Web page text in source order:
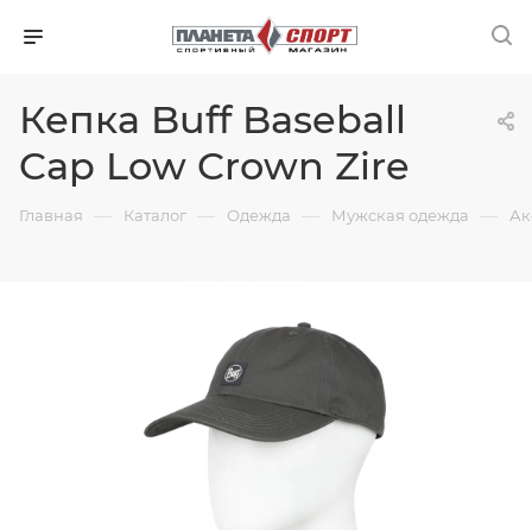
Кепка Buff Baseball
Cap Low Crown Zire
Главная — Каталог — Одежда — Мужская одежда —